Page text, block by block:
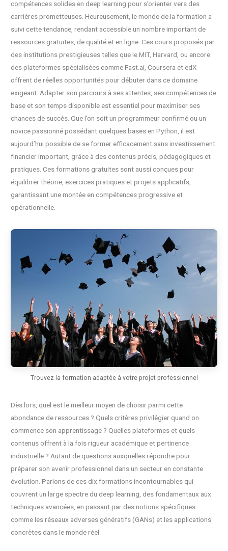
compétences solides en deep learning pour s’orienter vers des
carrières prometteuses. Heureusement, le monde de la formation a
suivi cette tendance, rendant accessible un nombre important de
ressources gratuites, de qualité et en ligne. Ces cours proposés par
des institutions prestigieuses telles que le MIT, Harvard, ou encore
des plateformes spécialisées comme Fast.ai, Coursera et edX
offrent de réelles opportunités pour débuter dans ce domaine
exigeant. Adapter son parcours à ses attentes, ses compétences de
base et son temps disponible est essentiel pour maximiser ses
chances de succès. Que l’on soit un programmeur confirmé ou un
novice passionné possédant quelques bases en Python, il est
aujourd’hui possible de se former efficacement sans investissement
financier important, grâce à des contenus précis, pédagogiques et
pratiques. Ces formations gratuites sont aussi conçues pour
équilibrer théorie, exercices pratiques et projets applicatifs,
garantissant une montée en compétences progressive et
opérationnelle.
Trouvez la formation adaptée à votre projet professionnel
Dès lors, quel est le meilleur moyen de choisir parmi cette
abondance de ressources ? Quels critères privilégier quand on
commence son apprentissage ? Quelles plateformes et quels
contenus offrent à la fois rigueur académique et pertinence
industrielle ? Autant de questions auxquelles répondre pour
préparer son avenir professionnel dans un secteur en constante
évolution. Parlons de ces dix formations incontournables qui
couvrent un large spectre du deep learning, des fondamentaux aux
techniques avancées, en passant par des notions spécifiques
comme les réseaux adverses génératifs (GANs) et les applications
concrètes dans le monde réel.